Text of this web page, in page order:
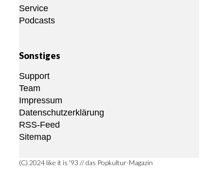
Service
Podcasts
Sonstiges
Support
Team
Impressum
Datenschutzerklärung
RSS-Feed
Sitemap
(C) 2024 like it is '93 // das Popkultur-Magazin